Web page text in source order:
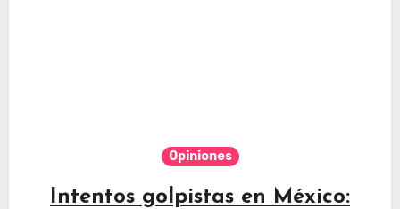
Opiniones
Intentos golpistas en México: